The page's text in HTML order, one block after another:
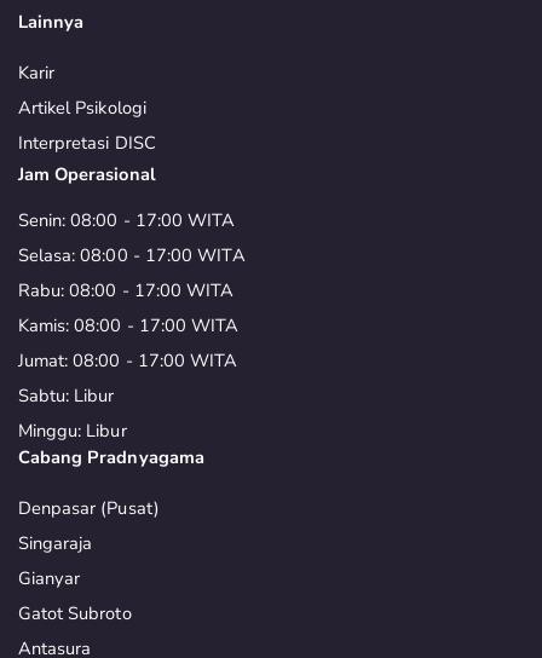
Lainnya
Karir
Artikel Psikologi
Interpretasi DISC
Jam Operasional
Senin: 08:00 - 17:00 WITA
Selasa: 08:00 - 17:00 WITA
Rabu: 08:00 - 17:00 WITA
Kamis: 08:00 - 17:00 WITA
Jumat: 08:00 - 17:00 WITA
Sabtu: Libur
Minggu: Libur
Cabang Pradnyagama
Denpasar (Pusat)
Singaraja
Gianyar
Gatot Subroto
Antasura